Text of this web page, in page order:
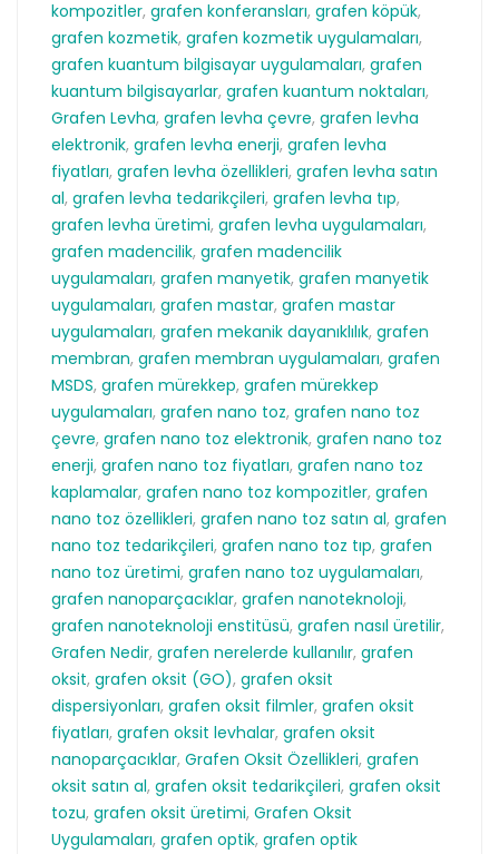
kompozitler, grafen konferansları, grafen köpük,
grafen kozmetik, grafen kozmetik uygulamaları,
grafen kuantum bilgisayar uygulamaları, grafen
kuantum bilgisayarlar, grafen kuantum noktaları,
Grafen Levha, grafen levha çevre, grafen levha
elektronik, grafen levha enerji, grafen levha
fiyatları, grafen levha özellikleri, grafen levha satın
al, grafen levha tedarikçileri, grafen levha tıp,
grafen levha üretimi, grafen levha uygulamaları,
grafen madencilik, grafen madencilik
uygulamaları, grafen manyetik, grafen manyetik
uygulamaları, grafen mastar, grafen mastar
uygulamaları, grafen mekanik dayanıklılık, grafen
membran, grafen membran uygulamaları, grafen
MSDS, grafen mürekkep, grafen mürekkep
uygulamaları, grafen nano toz, grafen nano toz
çevre, grafen nano toz elektronik, grafen nano toz
enerji, grafen nano toz fiyatları, grafen nano toz
kaplamalar, grafen nano toz kompozitler, grafen
nano toz özellikleri, grafen nano toz satın al, grafen
nano toz tedarikçileri, grafen nano toz tıp, grafen
nano toz üretimi, grafen nano toz uygulamaları,
grafen nanoparçacıklar, grafen nanoteknoloji,
grafen nanoteknoloji enstitüsü, grafen nasıl üretilir,
Grafen Nedir, grafen nerelerde kullanılır, grafen
oksit, grafen oksit (GO), grafen oksit
dispersiyonları, grafen oksit filmler, grafen oksit
fiyatları, grafen oksit levhalar, grafen oksit
nanoparçacıklar, Grafen Oksit Özellikleri, grafen
oksit satın al, grafen oksit tedarikçileri, grafen oksit
tozu, grafen oksit üretimi, Grafen Oksit
Uygulamaları, grafen optik, grafen optik